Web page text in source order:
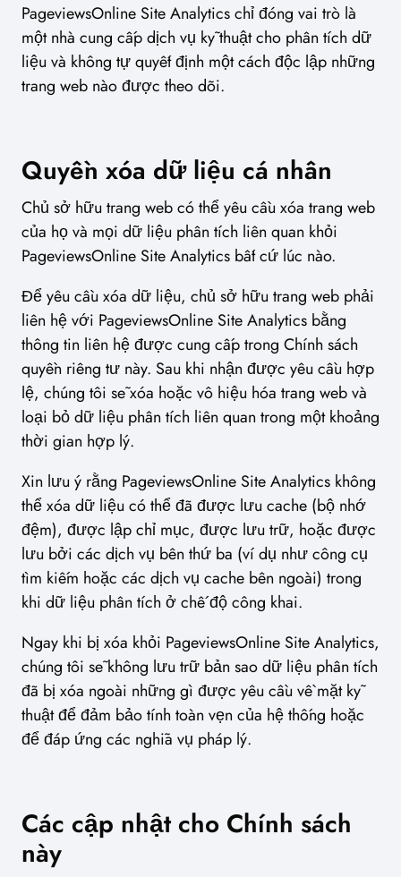
PageviewsOnline Site Analytics chỉ đóng vai trò là
một nhà cung cấp dịch vụ kỹ thuật cho phân tích dữ
liệu và không tự quyết định một cách độc lập những
trang web nào được theo dõi.
Quyền xóa dữ liệu cá nhân
Chủ sở hữu trang web có thể yêu cầu xóa trang web
của họ và mọi dữ liệu phân tích liên quan khỏi
PageviewsOnline Site Analytics bất cứ lúc nào.
Để yêu cầu xóa dữ liệu, chủ sở hữu trang web phải
liên hệ với PageviewsOnline Site Analytics bằng
thông tin liên hệ được cung cấp trong Chính sách
quyền riêng tư này. Sau khi nhận được yêu cầu hợp
lệ, chúng tôi sẽ xóa hoặc vô hiệu hóa trang web và
loại bỏ dữ liệu phân tích liên quan trong một khoảng
thời gian hợp lý.
Xin lưu ý rằng PageviewsOnline Site Analytics không
thể xóa dữ liệu có thể đã được lưu cache (bộ nhớ
đệm), được lập chỉ mục, được lưu trữ, hoặc được
lưu bởi các dịch vụ bên thứ ba (ví dụ như công cụ
tìm kiếm hoặc các dịch vụ cache bên ngoài) trong
khi dữ liệu phân tích ở chế độ công khai.
Ngay khi bị xóa khỏi PageviewsOnline Site Analytics,
chúng tôi sẽ không lưu trữ bản sao dữ liệu phân tích
đã bị xóa ngoài những gì được yêu cầu về mặt kỹ
thuật để đảm bảo tính toàn vẹn của hệ thống hoặc
để đáp ứng các nghĩa vụ pháp lý.
Các cập nhật cho Chính sách
này